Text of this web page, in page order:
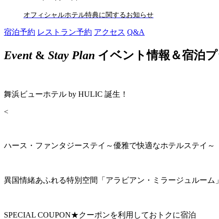
オフィシャルホテル特典に関するお知らせ
宿泊予約 レストラン予約 アクセス Q&A
Event& Stay Plan イベント情報＆宿泊
舞浜ビューホテル by HULIC 誕生！
<
ハース・ファンタジーステイ～優雅で快適なホテルステイ～
異国情緒あふれる特別空間「アラビアン・ミラージュルーム
SPECIAL COUPON★クーポンを利用しておトクに宿泊